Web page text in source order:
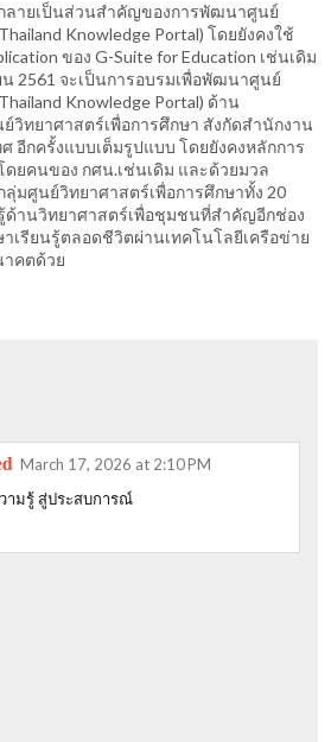
ลายเป็นส่วนสำคัญของการพัฒนาศูนย์
Knowledge Portal) โดยยังคงใช้
ของ G-Suite for Education เช่นเดิม
น 2561 จะเป็นการอบรมเพื่อพัฒนาศูนย์
Knowledge Portal) ด้าน
วิทยาศาสตร์เพื่อการศึกษา สังกัดสำนักงาน
อีกครั้งแบบเต็มรูปแบบ โดยยังคงหลักการ
ดยคนของ กศน.เช่นเดิม และด้วยมวล
มศูนย์วิทยาศาสตร์เพื่อการศึกษาทั้ง 20
ด้านวิทยาศาสตร์เพื่อชุมชนที่สำคัญอีกช่อง
เรียนรู้ตลอดชีวิตผ่านเทคโนโลยีเครือข่าย
าคตด้วย
March 17, 2026 at 2:10 PM
ามรู้ สู่ประสบการณ์